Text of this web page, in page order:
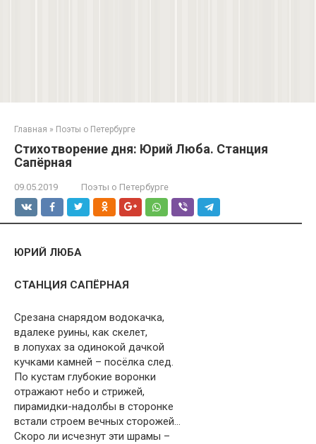
Главная » Поэты о Петербурге
Стихотворение дня: Юрий Люба. Станция
Сапёрная
09.05.2019 Поэты о Петербурге
ЮРИЙ ЛЮБА
СТАНЦИЯ САПЁРНАЯ
Срезана снарядом водокачка,
вдалеке руины, как скелет,
в лопухах за одинокой дачкой
кучками камней – посёлка след.
По кустам глубокие воронки
отражают небо и стрижей,
пирамидки-надолбы в сторонке
встали строем вечных сторожей…
Скоро ли исчезнут эти шрамы –